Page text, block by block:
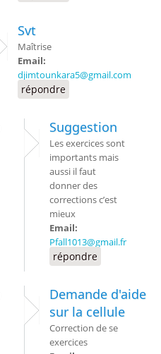
Svt
Maîtrise
Email:
djimtounkara5@gmail.com
répondre
Suggestion
Les exercices sont
importants mais
aussi il faut
donner des
corrections c’est
mieux
Email:
Pfall1013@gmail.fr
répondre
Demande d'aide
sur la cellule
Correction de se
exercices